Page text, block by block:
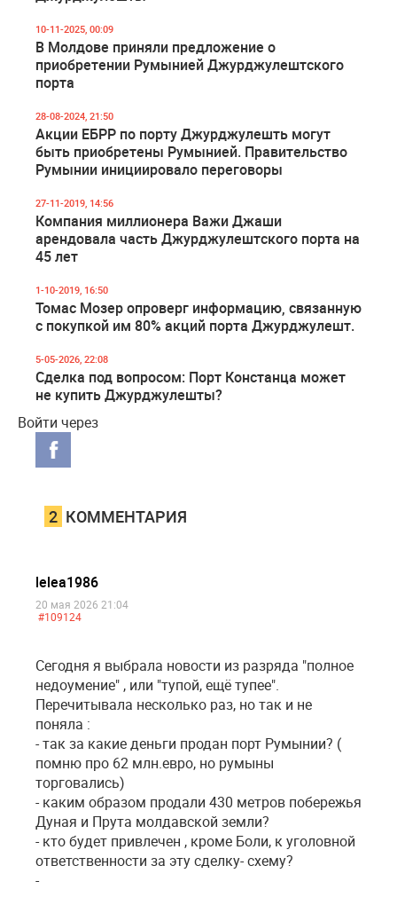
10-11-2025, 00:09
В Молдове приняли предложение о
приобретении Румынией Джурджулештского
порта
28-08-2024, 21:50
Акции ЕБРР по порту Джурджулешть могут
быть приобретены Румынией. Правительство
Румынии инициировало переговоры
27-11-2019, 14:56
Компания миллионера Важи Джаши
арендовала часть Джурджулештского порта на
45 лет
1-10-2019, 16:50
Томас Мозер опроверг информацию, связанную
с покупкой им 80% акций порта Джурджулешт.
5-05-2026, 22:08
Сделка под вопросом: Порт Констанца может
не купить Джурджулешты?
Войти через
2 КОММЕНТАРИЯ
lelea1986
20 мая 2026 21:04
#109124
Сегодня я выбрала новости из разряда "полное
недоумение" , или "тупой, ещё тупее".
Перечитывала несколько раз, но так и не
поняла :
- так за какие деньги продан порт Румынии? (
помню про 62 млн.евро, но румыны
торговались)
- каким образом продали 430 метров побережья
Дуная и Прута молдавской земли?
- кто будет привлечен , кроме Боли, к уголовной
ответственности за эту сделку- схему?
-